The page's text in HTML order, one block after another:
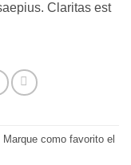
Claritas est
. Marque como favorito el